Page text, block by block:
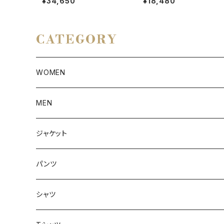
CATEGORY
WOMEN
アウター
ボトムス
トップス
MEN
アウター
インナー
ボトムス
ジャケット
パンツ
シャツ